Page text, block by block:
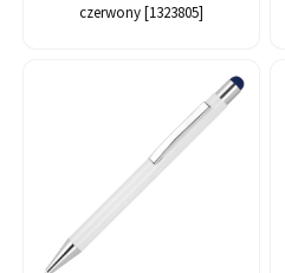
czerwony [1323805]